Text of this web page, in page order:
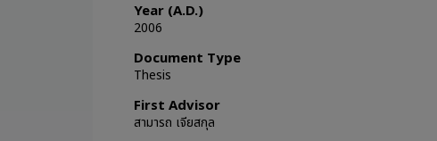
Year (A.D.)
2006
Document Type
Thesis
First Advisor
สามารถ เจียสกุล